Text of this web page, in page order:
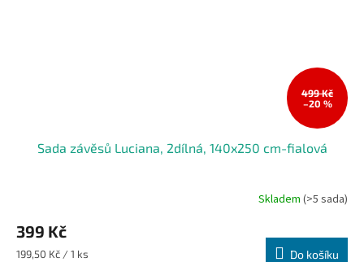
499 Kč
–20 %
Sada závěsů Luciana, 2dílná, 140x250 cm-fialová
Skladem (>5 sada)
399 Kč
Měrná
199,50 Kč / 1 ks Do košíku